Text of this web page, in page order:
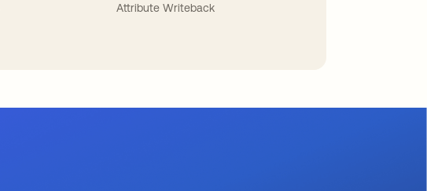
Attribute Writeback